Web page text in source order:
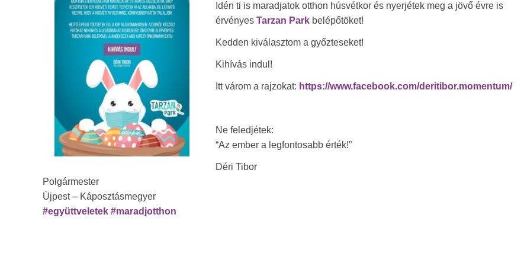
Idén ti is maradjatok otthon húsvétkor és nyerjétek meg a jövő évre is
érvényes Tarzan Park belépőtöket!
Kedden kiválasztom a győzteseket!
Kihívás indul!
Itt várom a rajzokat: https://www.facebook.com/deritibor.momentum/
Ne feledjétek:
“Az ember a legfontosabb érték!”
Déri Tibor
Polgármester
Újpest – Káposztásmegyer
#együttveletek #maradjotthon